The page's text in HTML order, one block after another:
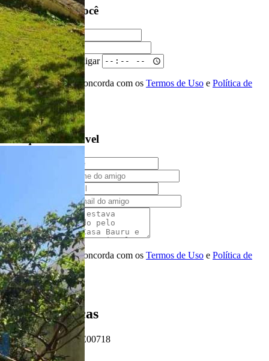
Ligamos para você
Nome
Telefone
Melhor horário para ligar
Ao ENVIAR você concorda com os Termos de Uso e Política de
Privacidade
Solicitar Ligação
Indique este imóvel
Mensagem
Ao ENVIAR você concorda com os Termos de Uso e Política de
Privacidade
Enviar Indicação
Características
Referência: TE00718
2 Banheiros